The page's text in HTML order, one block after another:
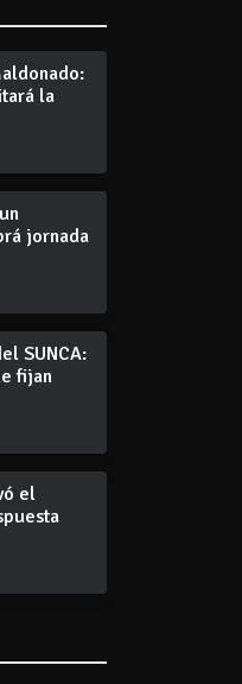
la
jornada
SUNCA:
fijan
el